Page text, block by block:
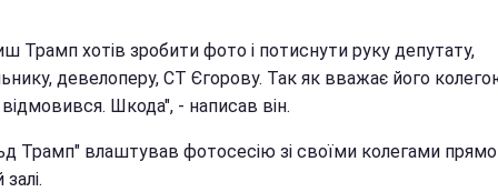
Трамп хотів зробити фото і потиснути руку депутату,
девелоперу, СТ Єгорову. Так як вважає його
Шкода", - написав він.
Трамп" влаштував фотосесію зі своїми колегами
залі.